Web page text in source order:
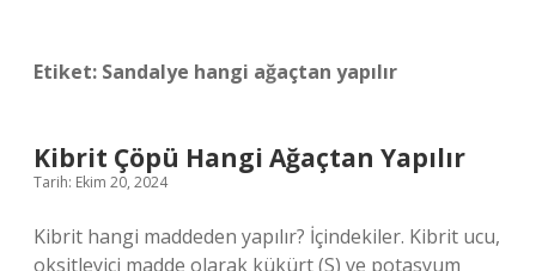
Etiket: Sandalye hangi ağaçtan yapılır
Kibrit Çöpü Hangi Ağaçtan Yapılır
Tarih: Ekim 20, 2024
Kibrit hangi maddeden yapılır? İçindekiler. Kibrit ucu,
oksitleyici madde olarak kükürt (S) ve potasyum